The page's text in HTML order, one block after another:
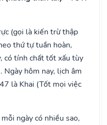
(gọi là kiến trừ thập
thứ tự tuần hoàn,
có tính chất tốt xấu tùy
hôm nay, lịch âm
là Khai (Tốt mọi việc
ngày có nhiều sao,